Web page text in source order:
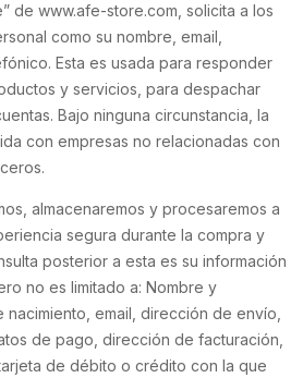
de www.afe-store.com, solicita a los
como su nombre, email,
Esta es usada para responder
y servicios, para despachar
Bajo ninguna circunstancia, la
con empresas no relacionadas con
almacenaremos y procesaremos a
segura durante la compra y
posterior a esta es su información
no es limitado a: Nombre y
email, dirección de envío,
de pago, dirección de facturación,
de débito o crédito con la que